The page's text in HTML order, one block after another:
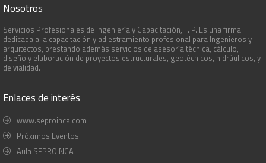
Nosotros
Servicios Profesionales de Ingeniería y Capacitación, F. P. Es una firma
dedicada a la capacitación y adiestramiento profesional para Ingenieros y
arquitectos, prestando además servicios de asesoría técnica, cálculo,
diseño y elaboración de proyectos estructurales, geotécnicos, hidráulicos, y
de vialidad.
Enlaces de interés
www.seproinca.com
Próximos Eventos
Aula SEPROINCA